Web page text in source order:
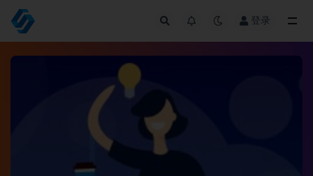
登录